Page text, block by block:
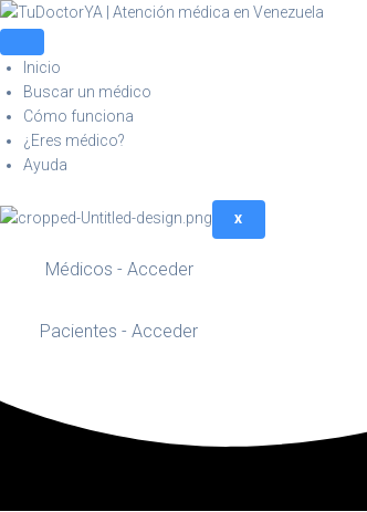
Inicio
Buscar un médico
Cómo funciona
¿Eres médico?
Ayuda
X
Médicos - Acceder
Pacientes - Acceder